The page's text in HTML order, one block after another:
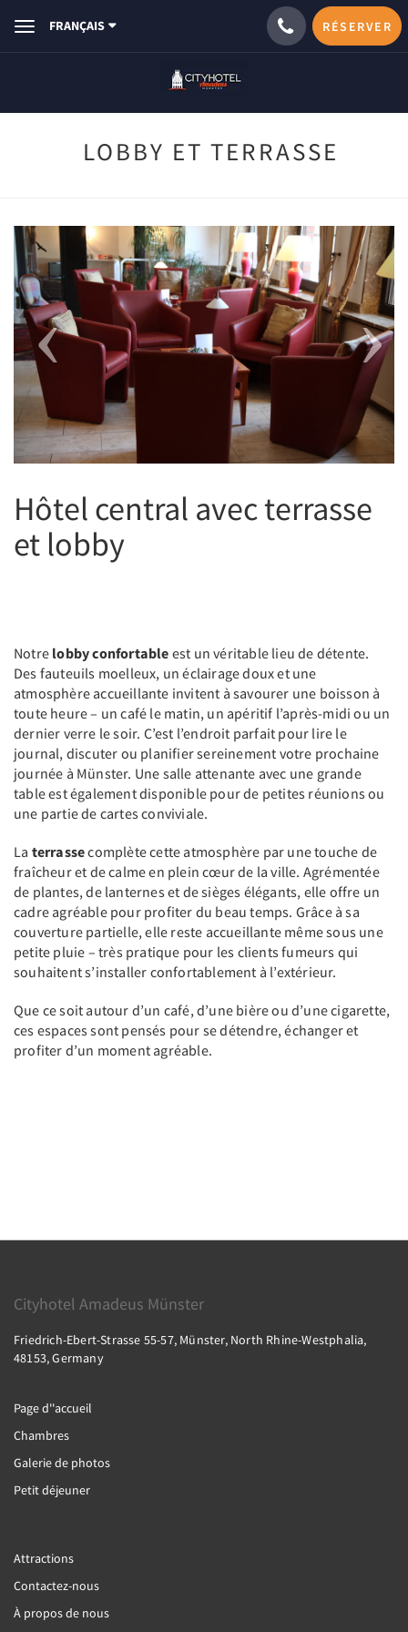
ToggleFRANÇAIS RÉSERVER
LOBBY ET TERRASSE
Previous Next
Hôtel central avec terrasse
et lobby
Notre lobby confortable est un véritable lieu de détente.
Des fauteuils moelleux, un éclairage doux et une
atmosphère accueillante invitent à savourer une boisson à
toute heure – un café le matin, un apéritif l’après-midi ou un
dernier verre le soir. C’est l’endroit parfait pour lire le
journal, discuter ou planifier sereinement votre prochaine
journée à Münster. Une salle attenante avec une grande
table est également disponible pour de petites réunions ou
une partie de cartes conviviale.
La terrassecomplète cette atmosphère par une touche de
fraîcheur et de calme en plein cœur de la ville. Agrémentée
de plantes, de lanternes et de sièges élégants, elle offre un
cadre agréable pour profiter du beau temps. Grâce à sa
couverture partielle, elle reste accueillante même sous une
petite pluie – très pratique pour les clients fumeurs qui
souhaitent s’installer confortablement à l’extérieur.
Que ce soit autour d’un café, d’une bière ou d’une cigarette,
ces espaces sont pensés pour se détendre, échanger et
profiter d’un moment agréable.
Cityhotel Amadeus Münster
Friedrich-Ebert-Strasse 55-57, Münster, North Rhine-Westphalia,
48153, Germany
Page d''accueil
Chambres
Galerie de photos
Petit déjeuner
Attractions
Contactez-nous
À propos de nous